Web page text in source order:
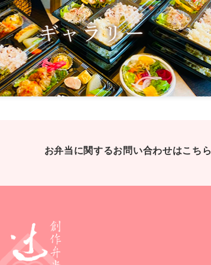
お弁当に関するお問い合わせはこちら